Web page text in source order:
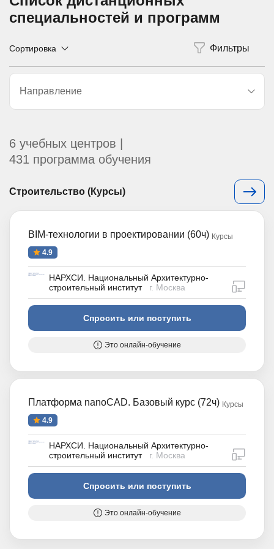
специальностей и программ
Направление
Сортировка
6 учебных центров |
431 программа обучения
Строительство (Курсы)
BIM-технологии в проектировании (60ч) Курсы
4.9
НАРХСИ. Национальный Архитектурно-
строительный институт
г. Москва
Спросить или поступить
Это онлайн-обучение
Платформа nanoCAD. Базовый курс (72ч) Курсы
4.9
НАРХСИ. Национальный Архитектурно-
строительный институт
г. Москва
Спросить или поступить
Это онлайн-обучение